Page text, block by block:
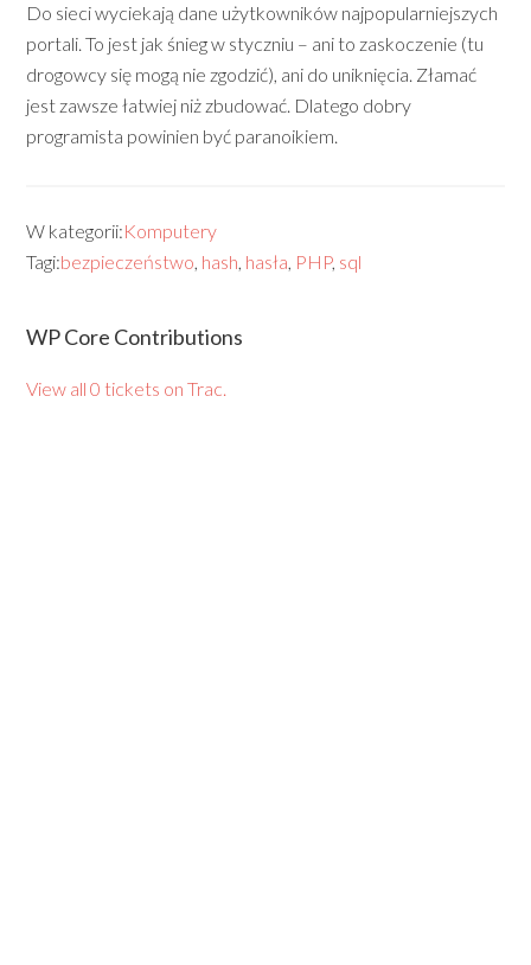
Do sieci wyciekają dane użytkowników najpopularniejszych
portali. To jest jak śnieg w styczniu – ani to zaskoczenie (tu
drogowcy się mogą nie zgodzić), ani do uniknięcia. Złamać
jest zawsze łatwiej niż zbudować. Dlatego dobry
programista powinien być paranoikiem.
W kategorii:Komputery
Tagi:bezpieczeństwo, hash, hasła, PHP, sql
WP Core Contributions
View all 0 tickets on Trac.